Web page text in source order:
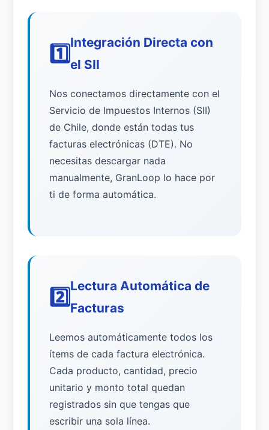
1️⃣Integración Directa con
el SII
Nos conectamos directamente con el
Servicio de Impuestos Internos (SII)
de Chile, donde están todas tus
facturas electrónicas (DTE). No
necesitas descargar nada
manualmente, GranLoop lo hace por
ti de forma automática.
2️⃣Lectura Automática de
Facturas
Leemos automáticamente todos los
ítems de cada factura electrónica.
Cada producto, cantidad, precio
unitario y monto total quedan
registrados sin que tengas que
escribir una sola línea.